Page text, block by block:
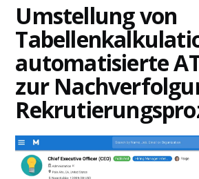
Umstellung von
automatisierte
zur